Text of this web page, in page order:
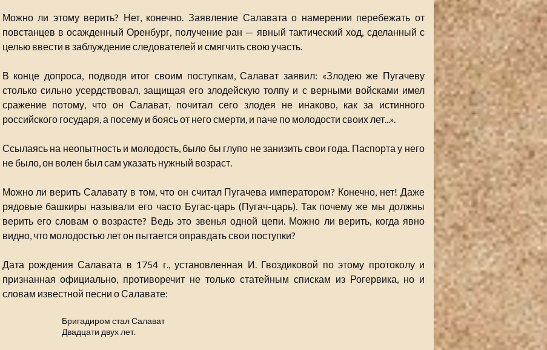
Можно ли этому верить? Нет, конечно. Заявление Салавата о намерении перебежать от
повстанцев в осажденный Оренбург, получение ран — явный тактический ход, сделанный с
целью ввести в заблуждение следователей и смягчить свою участь.
В конце допроса, подводя итог своим поступкам, Салават заявил: «Злодею же Пугачеву
столько сильно усердствовал, защищая его злодейскую толпу и с верными войсками имел
сражение потому, что он Салават, почитал сего злодея не инаково, как за истинного
российского государя, а посему и боясь от него смерти, и паче по молодости своих лет...».
Ссылаясь на неопытность и молодость, было бы глупо не занизить свои года. Паспорта у него
не было, он волен был сам указать нужный возраст.
Можно ли верить Салавату в том, что он считал Пугачева императором? Конечно, нет! Даже
рядовые башкиры называли его часто Бугас-царь (Пугач-царь). Так почему же мы должны
верить его словам о возрасте? Ведь это звенья одной цепи. Можно ли верить, когда явно
видно, что молодостью лет он пытается оправдать свои поступки?
Дата рождения Салавата в 1754 г., установленная И. Гвоздиковой по этому протоколу и
признанная официально, противоречит не только статейным спискам из Рогервика, но и
словам известной песни о Салавате:
Бригадиром стал Салават
Двадцати двух лет.